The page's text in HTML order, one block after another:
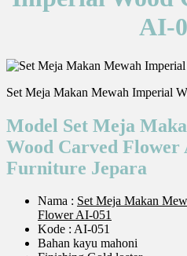
AI-
Set Meja Makan Mewah Imperial
Model Set Meja
Wood Carved Flower
Furniture Jepara
Nama : Set Meja Makan
Flower AI-051
Kode : AI-051
Bahan kayu mahoni